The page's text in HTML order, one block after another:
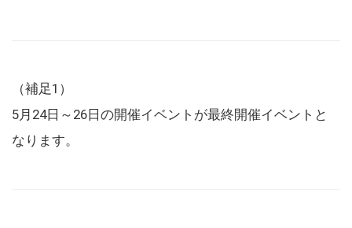
（補足1）
5月24日～26日の開催イベントが最終開催イベントと
なります。